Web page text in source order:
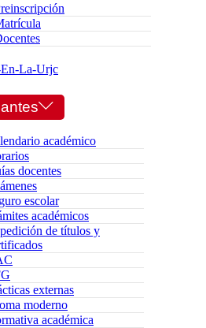
La-Urjc
académico
docentes
escolar
académicos
de títulos y
externas
moderno
académica